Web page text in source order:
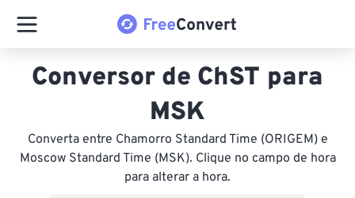
Conversor de ChST para
MSK
Converta entre Chamorro Standard Time (ORIGEM) e
Moscow Standard Time (MSK). Clique no campo de hora
para alterar a hora.